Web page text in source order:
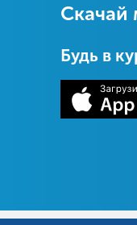
Скачай
Будь в